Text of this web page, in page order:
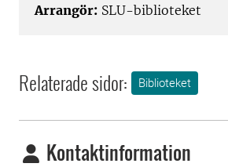
Arrangör: SLU-biblioteket
Relaterade sidor: Biblioteket
Kontaktinformation